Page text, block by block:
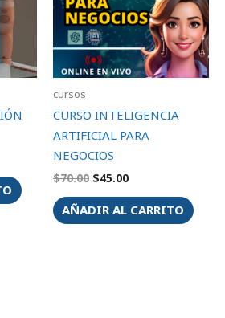
cursos
CURSO INTELIGENCIA
ARTIFICIAL PARA
NEGOCIOS
$70.00 $45.00
AÑADIR AL CARRITO